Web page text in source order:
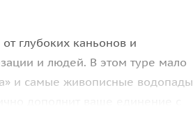
глубоких каньонов и
и людей. В этом туре мало
и самые живописные водопады